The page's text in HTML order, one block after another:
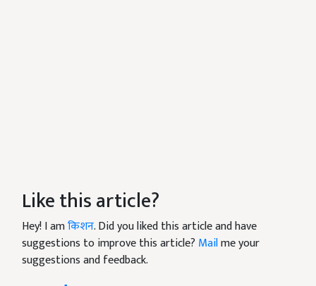
Like this article?
Hey! I amकिशन. Did you liked this article and have
suggestions to improve this article? Mailme your
suggestions and feedback.